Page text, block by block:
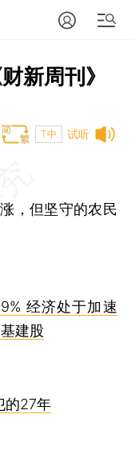
新周刊》
试听
T中
，但坚守的农民
经济处于加速
建股
的27年